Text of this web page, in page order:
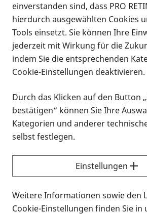
Infomaterial
Infomaterial
Vorlesen
Alle Infomaterialien in
Formaten an einem Ort
Sie möchten wissen, wie Sie nach
suchen und dieses bestellen bzw.
können? Schauen Sie sich die
Thema Infomaterial auf der PRO
für blinde und sehbehinderte
einverstanden sind, dass PRO
hierdurch ausgewählten Cookies
Tools einsetzt. Sie können Ihre
jederzeit mit Wirkung für die
indem Sie die entsprechenden
Cookie-Einstellungen deaktivieren.
Durch das Klicken auf den Button
bestätigen“ können Sie Ihre
Kategorien und anderer
selbst festlegen.
Einstellungen
Weitere Informationen sowie den
Cookie-Einstellungen finden Sie in